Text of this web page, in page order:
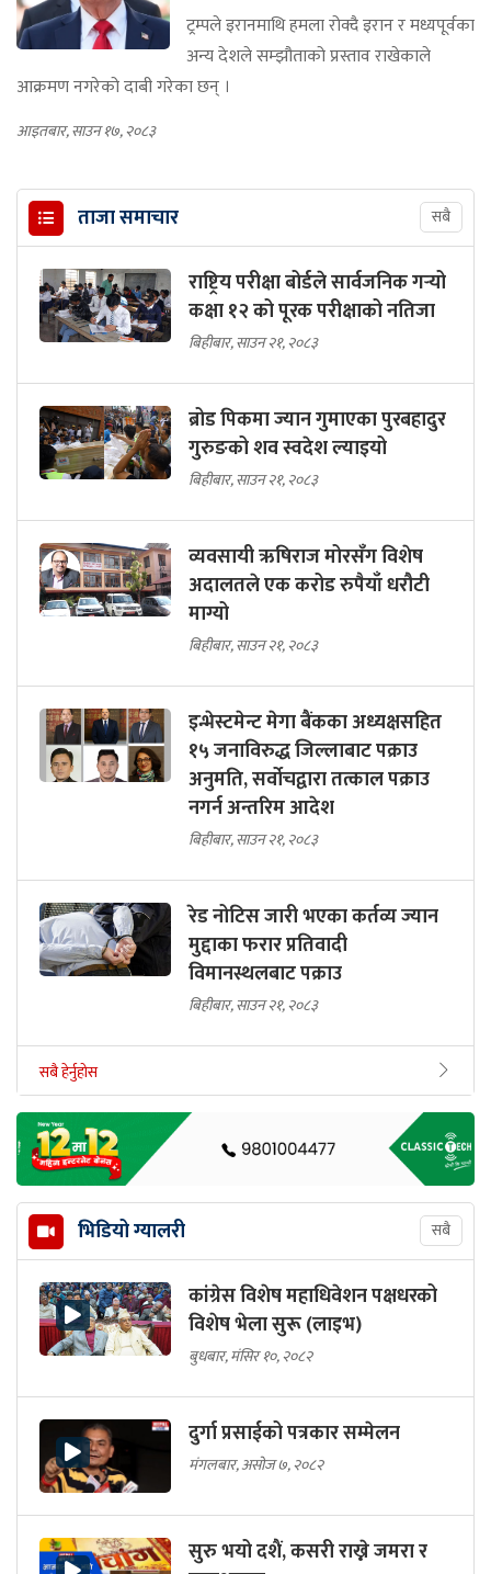
ट्रम्पले इरानमाथि हमला रोक्दै इरान र मध्यपूर्वका
अन्य देशले सम्झौताको प्रस्ताव राखेकाले
आक्रमण नगरेको दाबी गरेका छन् ।
आइतबार, साउन १७, २०८३
ताजा समाचार सबै
राष्ट्रिय परीक्षा बोर्डले सार्वजनिक गर्‍यो
कक्षा १२ को पूरक परीक्षाको नतिजा
बिहीबार, साउन २१, २०८३
ब्रोड पिकमा ज्यान गुमाएका पुरबहादुर
गुरुङको शव स्वदेश ल्याइयो
बिहीबार, साउन २१, २०८३
व्यवसायी ऋषिराज मोरसँग विशेष
अदालतले एक करोड रुपैयाँ धरौटी
माग्यो
बिहीबार, साउन २१, २०८३
इन्भेस्टमेन्ट मेगा बैंकका अध्यक्षसहित
१५ जनाविरुद्ध जिल्लाबाट पक्राउ
अनुमति, सर्वोचद्वारा तत्काल पक्राउ
नगर्न अन्तरिम आदेश
बिहीबार, साउन २१, २०८३
रेड नोटिस जारी भएका कर्तव्य ज्यान
मुद्दाका फरार प्रतिवादी
विमानस्थलबाट पक्राउ
बिहीबार, साउन २१, २०८३
सबै हेर्नुहोस
भिडियो ग्यालरी सबै
कांग्रेस विशेष महाधिवेशन पक्षधरको
विशेष भेला सुरू (लाइभ)
बुधबार, मंसिर १०, २०८२
दुर्गा प्रसाईको पत्रकार सम्मेलन
मंगलबार, असोज ७, २०८२
सुरु भयो दशैं, कसरी राख्ने जमरा र